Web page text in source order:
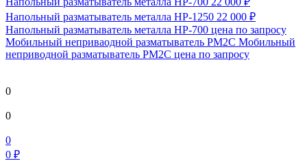
Напольный разматыватель металла HP-1250 22 000 ₽
Напольный разматыватель металла HP-700 цена по запросу
Мобильный непривaодной разматыватель РМ2С Мобильный
неприводной разматыватель РМ2С цена по запросу
0
0
0
0 ₽